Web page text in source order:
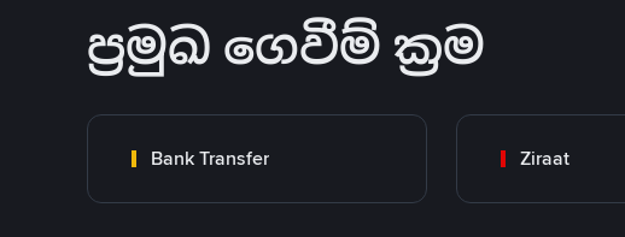
ප්‍රමුඛ ගෙවීම් ක්‍රම
Bank Transfer Ziraat